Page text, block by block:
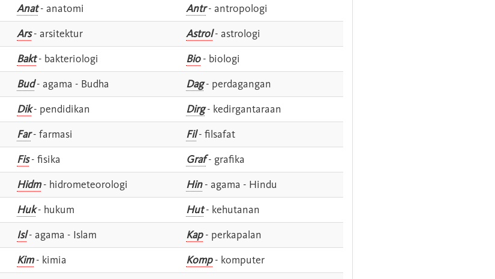
Anat- anatomi Antr- antropologi
Ars- arsitektur Astrol- astrologi
Bakt- bakteriologi Bio- biologi
Bud- agama - Budha Dag- perdagangan
Dik- pendidikan Dirg- kedirgantaraan
Far- farmasi Fil- filsafat
Fis- fisika Graf- grafika
Hidm- hidrometeorologi Hin- agama - Hindu
Huk- hukum Hut- kehutanan
Isl- agama - Islam Kap- perkapalan
Kim- kimia Komp- komputer